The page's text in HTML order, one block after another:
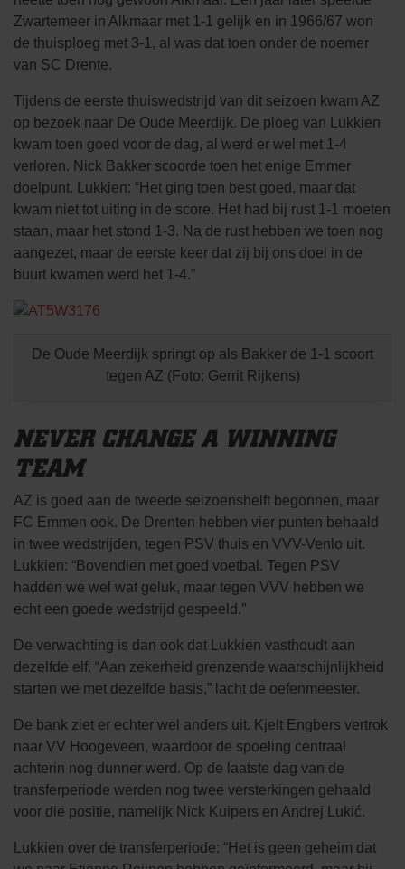
Zwartemeer in Alkmaar met 1-1 gelijk en in 1966/67 won
de thuisploeg met 3-1, al was dat toen onder de noemer
van SC Drente.
Tijdens de eerste thuiswedstrijd van dit seizoen kwam AZ
op bezoek naar De Oude Meerdijk. De ploeg van Lukkien
kwam toen goed voor de dag, al werd er wel met 1-4
verloren. Nick Bakker scoorde toen het enige Emmer
doelpunt. Lukkien: “Het ging toen best goed, maar dat
kwam niet tot uiting in de score. Het had bij rust 1-1 moeten
staan, maar het stond 1-3. Na de rust hebben we toen nog
aangezet, maar de eerste keer dat zij bij ons doel in de
buurt kwamen werd het 1-4.”
De Oude Meerdijk springt op als Bakker de 1-1 scoort
tegen AZ (Foto: Gerrit Rijkens)
NEVER CHANGE A WINNING
TEAM
AZ is goed aan de tweede seizoenshelft begonnen, maar
FC Emmen ook. De Drenten hebben vier punten behaald
in twee wedstrijden, tegen PSV thuis en VVV-Venlo uit.
Lukkien: “Bovendien met goed voetbal. Tegen PSV
hadden we wel wat geluk, maar tegen VVV hebben we
echt een goede wedstrijd gespeeld.”
De verwachting is dan ook dat Lukkien vasthoudt aan
dezelfde elf. “Aan zekerheid grenzende waarschijnlijkheid
starten we met dezelfde basis,” lacht de oefenmeester.
De bank ziet er echter wel anders uit. Kjelt Engbers vertrok
naar VV Hoogeveen, waardoor de spoeling centraal
achterin nog dunner werd. Op de laatste dag van de
transferperiode werden nog twee versterkingen gehaald
voor die positie, namelijk Nick Kuipers en Andrej Lukić.
Lukkien over de transferperiode: “Het is geen geheim dat